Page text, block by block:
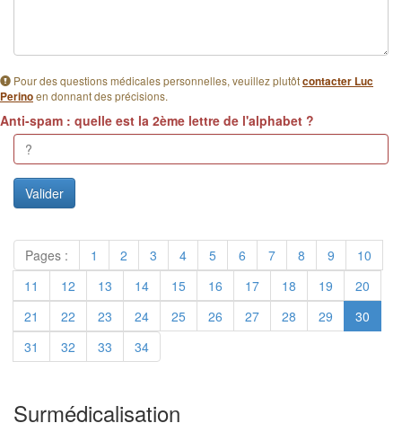
Pour des questions médicales personnelles, veuillez plutôtcontacter Luc
Perinoen donnant des précisions.
Anti-spam : quelle est la 2ème lettre de l'alphabet ?
Pages : 1 2 3 4 5 6 7 8 9
10
11
12 13 14 15 16 17 18 19
20
21
22 23 24 25 26 27 28 29
30
31
32 33 34
Surmédicalisation